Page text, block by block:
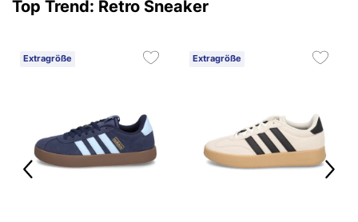
Top Trend: Retro Sneaker
Extragröße Extragröße